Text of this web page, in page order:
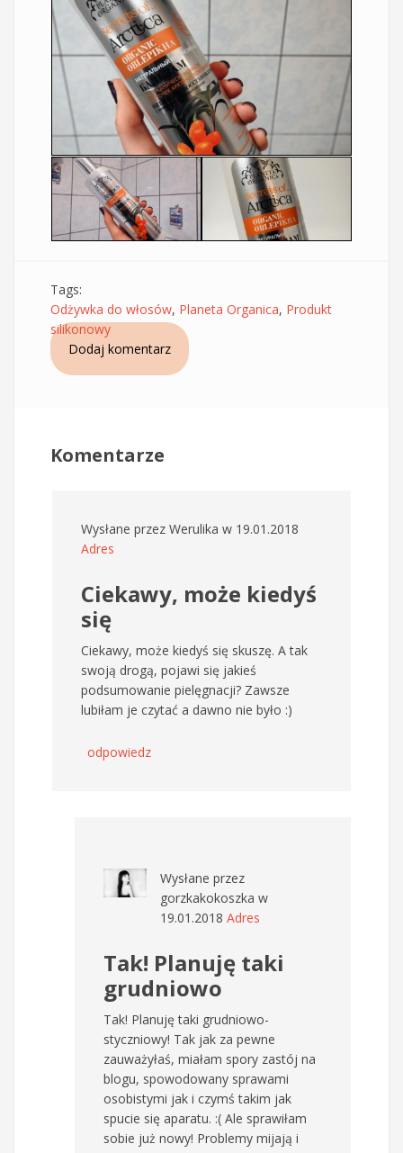
Tags:
Odżywka do włosów, Planeta Organica, Produkt
silikonowy
Dodaj komentarz
Komentarze
Wysłane przez Werulika w 19.01.2018
Adres
Ciekawy, może kiedyś
się
Ciekawy, może kiedyś się skuszę. A tak
swoją drogą, pojawi się jakieś
podsumowanie pielęgnacji? Zawsze
lubiłam je czytać a dawno nie było :)
odpowiedz
Wysłane przez
gorzkakokoszka w
19.01.2018 Adres
Tak! Planuję taki
grudniowo
Tak! Planuję taki grudniowo-
styczniowy! Tak jak za pewne
zauważyłaś, miałam spory zastój na
blogu, spowodowany sprawami
osobistymi jak i czymś takim jak
spucie się aparatu. :( Ale sprawiłam
sobie już nowy! Problemy mijają i